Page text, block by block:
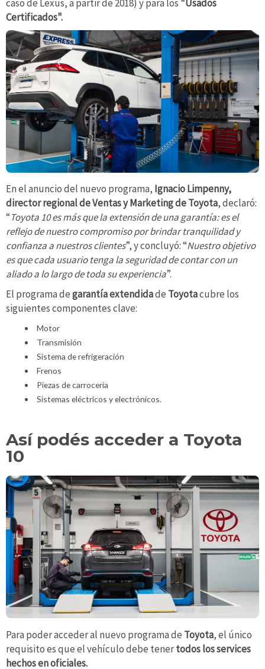
caso de Lexus, a partir de 2018) y para los "Usados
Certificados".
En el anuncio del nuevo programa, Ignacio Limpenny,
director regional de Ventas y Marketing de Toyota, declaró:
“Toyota 10 es más que la extensión de una garantía: es el
reflejo de nuestro compromiso por brindar tranquilidad y
confianza a nuestros clientes”, y concluyó: “Nuestro objetivo
es que cada usuario tenga la seguridad de contar con un
aliado a lo largo de toda su experiencia”.
El programa degarantía extendidade Toyotacubre los
siguientes componentes clave:
Motor
Transmisión
Sistema de refrigeración
Frenos
Piezas de carrocería
Sistemas eléctricos y electrónicos.
Así podés acceder a Toyota
10
Para poder acceder al nuevo programa de Toyota, el único
requisito es que el vehículo debe tenertodos los services
hechos en oficiales.